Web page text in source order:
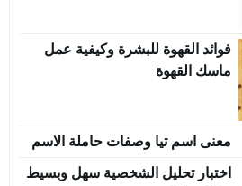
فوائد القهوة للبشرة وكيفية عمل
ماسك القهوة
معنى اسم تيا وصفات حاملة الاسم
اختبار تحليل الشخصية سهل وبسيط